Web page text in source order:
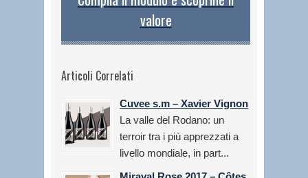
valore
Articoli Correlati
Cuvee s.m – Xavier Vignon
La valle del Rodano: un
terroir tra i più apprezzati a
livello mondiale, in part...